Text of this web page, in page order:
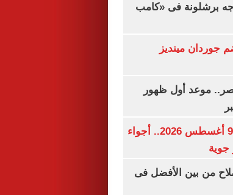
برشلونة فى «كامب
جوردان مينديز
موعد أول ظهور
حالة الطقس اليوم الأحد 9 أغسطس 2026.. أجواء
من بين الأفضل فى